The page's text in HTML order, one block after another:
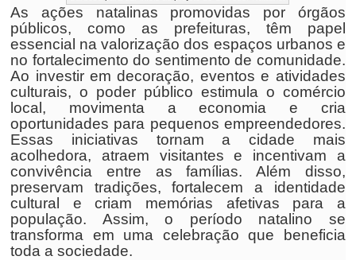
As ações natalinas promovidas por órgãos
públicos, como as prefeituras, têm papel
essencial na valorização dos espaços urbanos e
no fortalecimento do sentimento de comunidade.
Ao investir em decoração, eventos e atividades
culturais, o poder público estimula o comércio
local, movimenta a economia e cria
oportunidades para pequenos empreendedores.
Essas iniciativas tornam a cidade mais
acolhedora, atraem visitantes e incentivam a
convivência entre as famílias. Além disso,
preservam tradições, fortalecem a identidade
cultural e criam memórias afetivas para a
população. Assim, o período natalino se
transforma em uma celebração que beneficia
toda a sociedade.